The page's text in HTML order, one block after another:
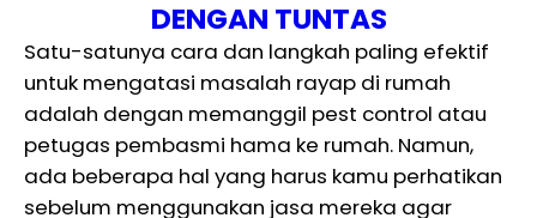
DENGAN TUNTAS
Satu-satunya cara dan langkah paling efektif
untuk mengatasi masalah rayap di rumah
adalah dengan memanggil pest control atau
petugas pembasmi hama ke rumah. Namun,
ada beberapa hal yang harus kamu perhatikan
sebelum menggunakan jasa mereka agar